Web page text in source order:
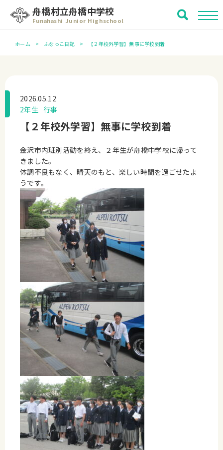
舟橋村立舟橋中学校
Funahashi Junior Highschool
ホーム ふなっこ日記 【２年校外学習】無事に学校到着
2026.05.12
2年生 行事
【２年校外学習】無事に学校到着
金沢市内班別活動を終え、２年生が舟橋中学校に帰って
きました。
体調不良もなく、晴天のもと、楽しい時間を過ごせたよ
うです。